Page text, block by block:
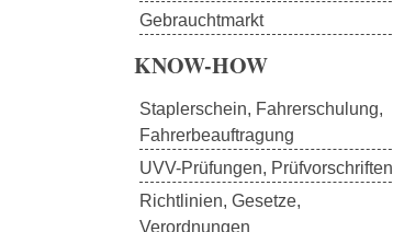
Gebrauchtmarkt
KNOW-HOW
Staplerschein, Fahrerschulung,
Fahrerbeauftragung
UVV-Prüfungen, Prüfvorschriften
Richtlinien, Gesetze,
Verordnungen